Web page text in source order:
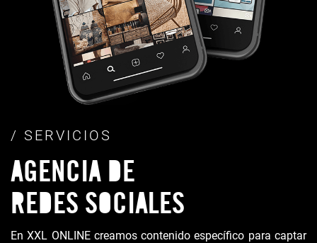
/ SERVICIOS
AGENCIA DE
REDES SOCIALES
En XXL ONLINE creamos contenido específico para captar